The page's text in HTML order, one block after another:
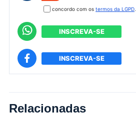
concordo com os termos da LGPD.
INSCREVA-SE
INSCREVA-SE
Relacionadas